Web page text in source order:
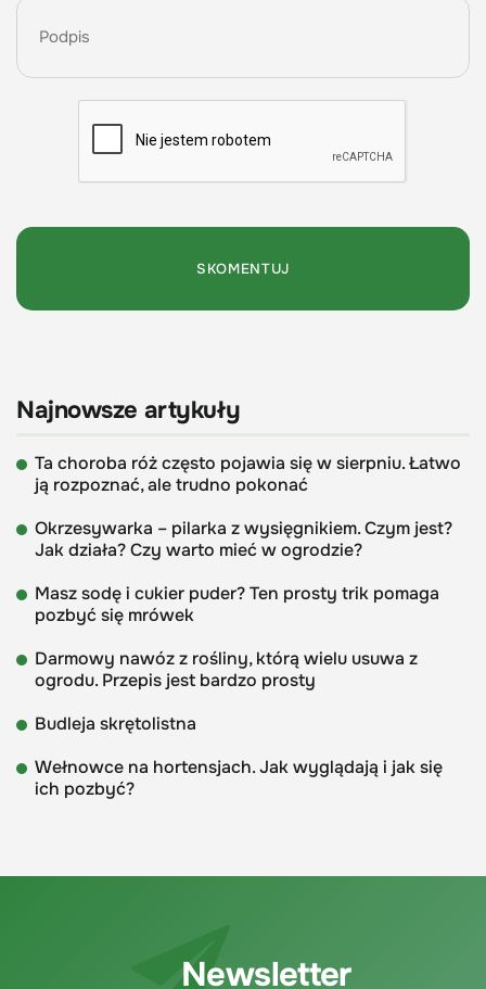
Najnowsze artykuły
Ta choroba róż często pojawia się w sierpniu. Łatwo
ją rozpoznać, ale trudno pokonać
Okrzesywarka – pilarka z wysięgnikiem. Czym jest?
Jak działa? Czy warto mieć w ogrodzie?
Masz sodę i cukier puder? Ten prosty trik pomaga
pozbyć się mrówek
Darmowy nawóz z rośliny, którą wielu usuwa z
ogrodu. Przepis jest bardzo prosty
Budleja skrętolistna
Wełnowce na hortensjach. Jak wyglądają i jak się
ich pozbyć?
Newsletter